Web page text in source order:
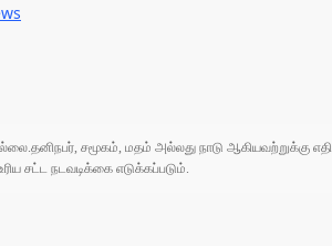
சமூகம், மதம் அல்லது நாடு ஆகியவற்றுக்கு
சட்ட நடவடிக்கை எடுக்கப்படும்.